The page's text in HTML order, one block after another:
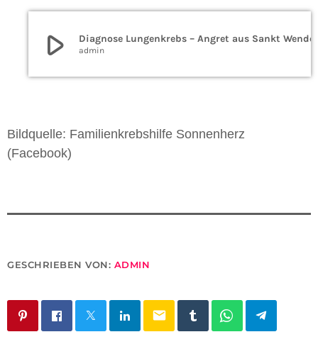
play_arrow admin
Bildquelle: Familienkrebshilfe Sonnenherz
(Facebook)
GESCHRIEBEN VON: ADMIN
email